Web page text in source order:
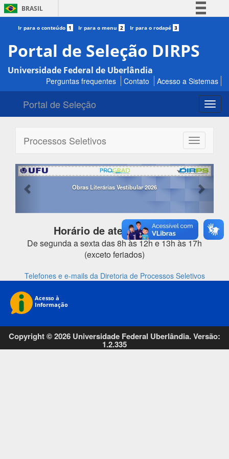
BRASIL
Simplifique!
Participe
Acesso à informação
Legislação
Ir para o conteúdo 1 Ir para o menu 2 Ir para o rodapé 3
Portal de Seleção DIRPS
Universidade Federal de Uberlândia
Perguntas frequentes Contato Acesso a Sistemas
Portal de Seleção
Toggle
navigation
Processos Seletivos
Obras Literárias Vestibular 2026
Previous Next
Horário de atendimento:
De segunda a sexta das 8h às 12h e 13h às 17h
(exceto feriados)
Telefones e e-mails da Diretoria de Processos Seletivos
Copyright © 2026 Universidade Federal Uberlândia. Versão:
1.2.335